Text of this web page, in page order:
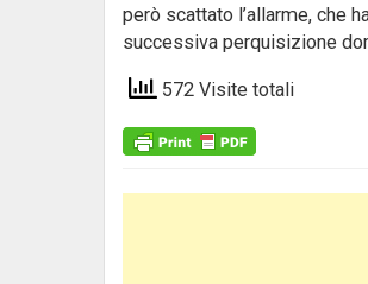
però scattato l’allarme, che
successiva perquisizione
572 Visite totali